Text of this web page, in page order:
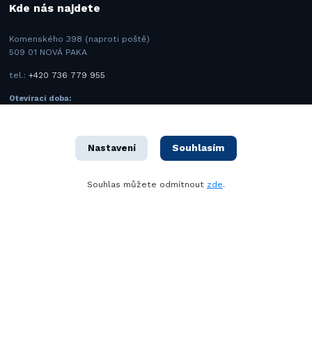
Kde nás najdete
Komenského 398 (naproti poště)
509 01 NOVÁ PAKA
tel.:+420 736 779 955
Otevírací doba:
Nastavení Souhlasím
Souhlas můžete odmítnout zde.